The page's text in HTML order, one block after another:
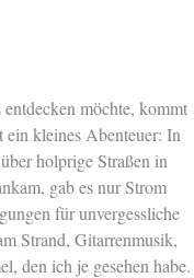
möchte, kommt
kleines Abenteuer: In
holprige Straßen in
gab es nur Strom
für unvergessliche
Strand, Gitarrenmusik,
den ich je gesehen habe.